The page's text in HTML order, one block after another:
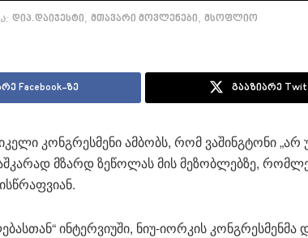
დიპ.დაიჯესტი, მთავარი მოვლენები, მსოფლიო
Facebook-ზე გააზიარე
კონგრესმენი ამბობს, რომ ვაშინგტონი „არ
მზარდ ზეწოლას მის მეზობლებზე,
ინტერვიუში, ნიუ-იორკის კონგრესმენმა